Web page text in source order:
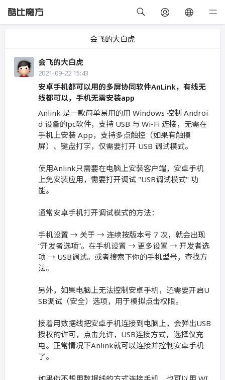
会飞的大白虎
会飞的大白虎
2021-09-22 15:43
安卓手机都可以用的多屏协同软件AnLink，有线无
线都可以，手机无需安装app
Anlink 是一款简单易用的用 Windows 控制 Androi
d 设备的pc软件，支持 USB 与 Wi-Fi 连接，无需在
手机上安装 App，支持多点触控（如果有触摸
屏）、键盘打字，仅需要打开 USB 调试模式。
使用Anlink只需要在电脑上安装客户端，安卓手机
上免安装应用，需要打开调试 "USB调试模式" 功
能。
通常安卓手机打开调试模式的方法：
手机设置 → 关于 → 连续按版本号 7 次，就会出现
“开发者选项”。在手机设置 → 更多设置 → 开发者选
项 → USB调试。或者搜索下你的手机型号，查找方
法。
另外，如果电脑上无法控制安卓手机，还需要开启U
SB调试（安全）选项，用于模拟点击权限。
接着用数据线把安卓手机连接到电脑上，会弹出USB
授权的许可，点击允许，USB连接方式，选择仅充
电。正常情况下Anlink就可以连接并控制安卓手机
了。